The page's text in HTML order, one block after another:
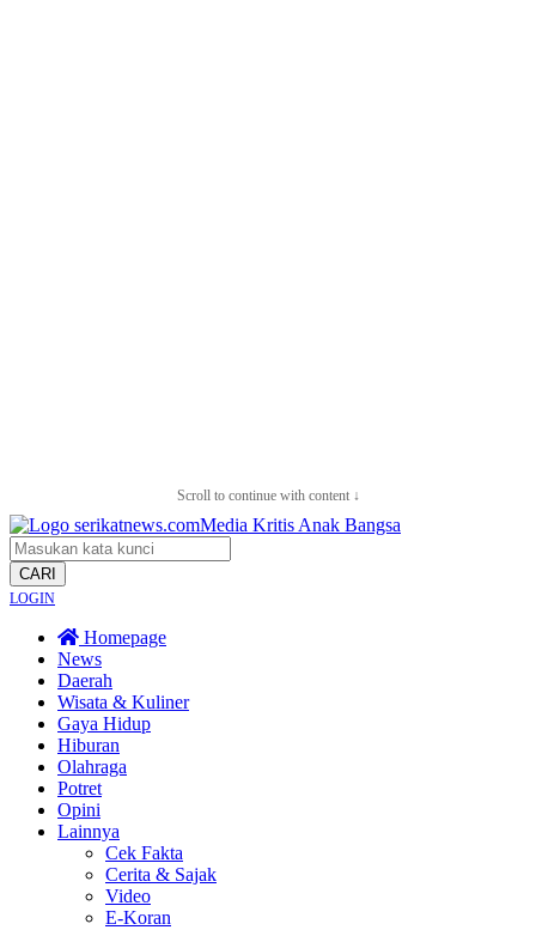
Scroll to continue with content ↓
CARI
LOGIN
Homepage
News
Daerah
Wisata & Kuliner
Gaya Hidup
Hiburan
Olahraga
Potret
Opini
Lainnya
Cek Fakta
Cerita & Sajak
Video
E-Koran